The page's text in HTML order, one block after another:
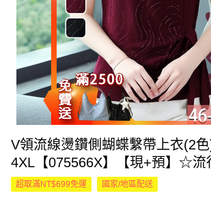
V領流線燙鑽側蝴蝶繫帶上衣(2
4XL【075566X】【現+預】☆
超取滿NT$699免運 國家/地區配送